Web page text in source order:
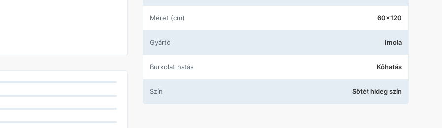
Méret (cm) 60x120
Gyártó Imola
Burkolat hatás Kőhatás
Szín Sötét hideg szín